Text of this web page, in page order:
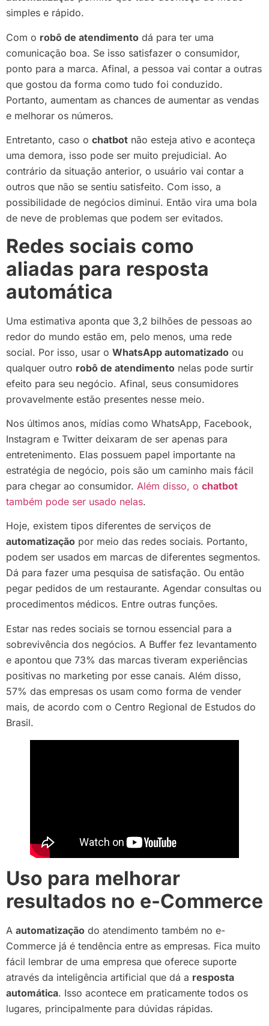
simples e rápido.
Com o robô de atendimento dá para ter uma
comunicação boa. Se isso satisfazer o consumidor,
ponto para a marca. Afinal, a pessoa vai contar a outras
que gostou da forma como tudo foi conduzido.
Portanto, aumentam as chances de aumentar as vendas
e melhorar os números.
Entretanto, caso o chatbot não esteja ativo e aconteça
uma demora, isso pode ser muito prejudicial. Ao
contrário da situação anterior, o usuário vai contar a
outros que não se sentiu satisfeito. Com isso, a
possibilidade de negócios diminui. Então vira uma bola
de neve de problemas que podem ser evitados.
Redes sociais como
aliadas para resposta
automática
Uma estimativa aponta que 3,2 bilhões de pessoas ao
redor do mundo estão em, pelo menos, uma rede
social. Por isso, usar o WhatsApp automatizado ou
qualquer outro robô de atendimento nelas pode surtir
efeito para seu negócio. Afinal, seus consumidores
provavelmente estão presentes nesse meio.
Nos últimos anos, mídias como WhatsApp, Facebook,
Instagram e Twitter deixaram de ser apenas para
entretenimento. Elas possuem papel importante na
estratégia de negócio, pois são um caminho mais fácil
para chegar ao consumidor. Além disso, o chatbot
também pode ser usado nelas.
Hoje, existem tipos diferentes de serviços de
automatização por meio das redes sociais. Portanto,
podem ser usados em marcas de diferentes segmentos.
Dá para fazer uma pesquisa de satisfação. Ou então
pegar pedidos de um restaurante. Agendar consultas ou
procedimentos médicos. Entre outras funções.
Estar nas redes sociais se tornou essencial para a
sobrevivência dos negócios. A Buffer fez levantamento
e apontou que 73% das marcas tiveram experiências
positivas no marketing por esse canais. Além disso,
57% das empresas os usam como forma de vender
mais, de acordo com o Centro Regional de Estudos do
Brasil.
Uso para melhorar
resultados no e-Commerce
A automatização do atendimento também no e-
Commerce já é tendência entre as empresas. Fica muito
fácil lembrar de uma empresa que oferece suporte
através da inteligência artificial que dá a resposta
automática. Isso acontece em praticamente todos os
lugares, principalmente para dúvidas rápidas.